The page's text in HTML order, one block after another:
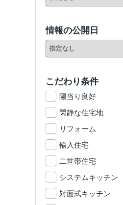
情報の公開日
こだわり条件
陽当り良好
閑静な住宅地
リフォーム
輸入住宅
二世帯住宅
システムキッチン
対面式キッチン